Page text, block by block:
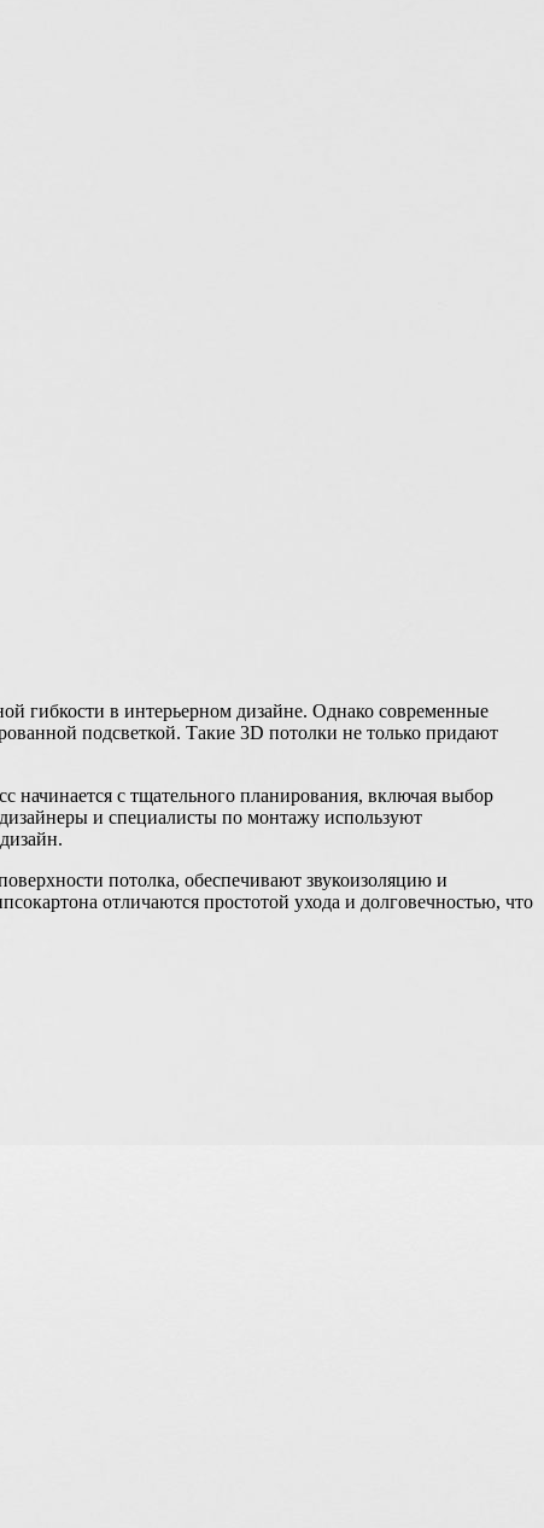
гибкости в интерьерном дизайне. Однако современные
подсветкой. Такие 3D потолки не только придают
начинается с тщательного планирования, включая выбор
и специалисты по монтажу используют
потолка, обеспечивают звукоизоляцию и
отличаются простотой ухода и долговечностью, что